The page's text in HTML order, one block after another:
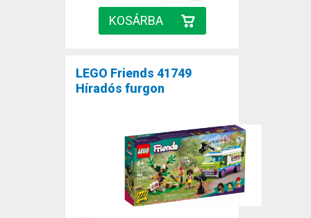
LEGO Friends 41749
Híradós furgon